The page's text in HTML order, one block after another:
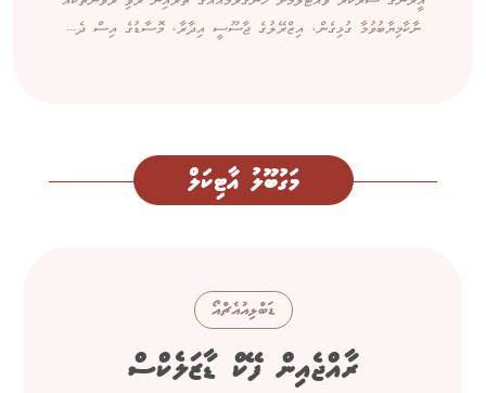
ނާކާމިޔާބުވުމާ ގުޅިގެން، އިޒްރޭލުގެ ޖާސޫސީ އިދާރާ، މޮސާޑުގެ އިސް ދެ...
މަގުބޫލު އާޓިކަލް
ޑަބްލިއުއެޗްއޯ
ރާއްޖެއިން ފޭކް ޑާޒަލެކްސް